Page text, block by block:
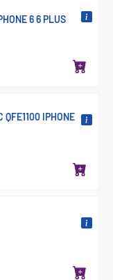
6 6 PLUS
IPHONE